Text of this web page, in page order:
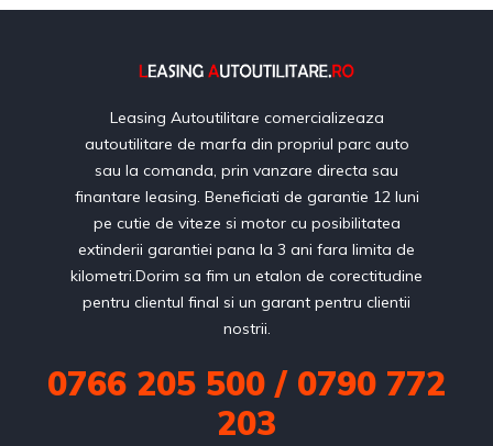
Leasing Autoutilitare comercializeaza
autoutilitare de marfa din propriul parc auto
sau la comanda, prin vanzare directa sau
finantare leasing. Beneficiati de garantie 12 luni
pe cutie de viteze si motor cu posibilitatea
extinderii garantiei pana la 3 ani fara limita de
kilometri.Dorim sa fim un etalon de corectitudine
pentru clientul final si un garant pentru clientii
nostrii.
0766 205 500 / 0790 772
203